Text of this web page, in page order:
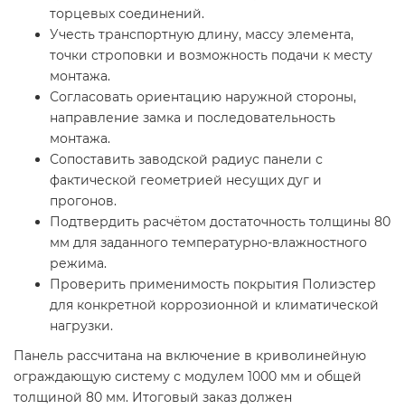
торцевых соединений.
Учесть транспортную длину, массу элемента,
точки строповки и возможность подачи к месту
монтажа.
Согласовать ориентацию наружной стороны,
направление замка и последовательность
монтажа.
Сопоставить заводской радиус панели с
фактической геометрией несущих дуг и
прогонов.
Подтвердить расчётом достаточность толщины 80
мм для заданного температурно-влажностного
режима.
Проверить применимость покрытия Полиэстер
для конкретной коррозионной и климатической
нагрузки.
Панель рассчитана на включение в криволинейную
ограждающую систему с модулем 1000 мм и общей
толщиной 80 мм. Итоговый заказ должен